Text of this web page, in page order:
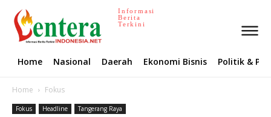
Informasi
Berita
Terkini
Home Nasional Daerah Ekonomi Bisnis Politik &
Home Fokus
Fokus Headline Tangerang Raya